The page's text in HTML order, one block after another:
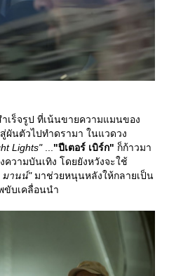
เร็จรูป ที่เน้นขายความแมนของ
ผันตัวไปทำดรามา ในแวดวง
Lights"... "ปีเตอร์ เบิร์ก" ก็ก้าวมา
ความบันเทิง โดยยังหวังจะใช้
มานน์"มาช่วยหนุนหลังให้กลายเป็น
ขับเคลื่อนนำ